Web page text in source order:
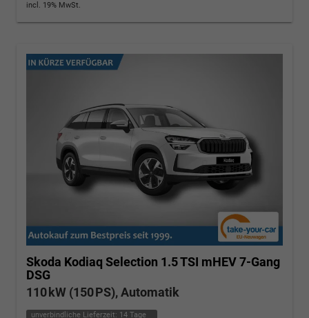
incl. 19% MwSt.
Skoda Kodiaq Selection 1.5 TSI mHEV 7-Gang
DSG
110 kW (150 PS), Automatik
unverbindliche Lieferzeit: 14 Tage